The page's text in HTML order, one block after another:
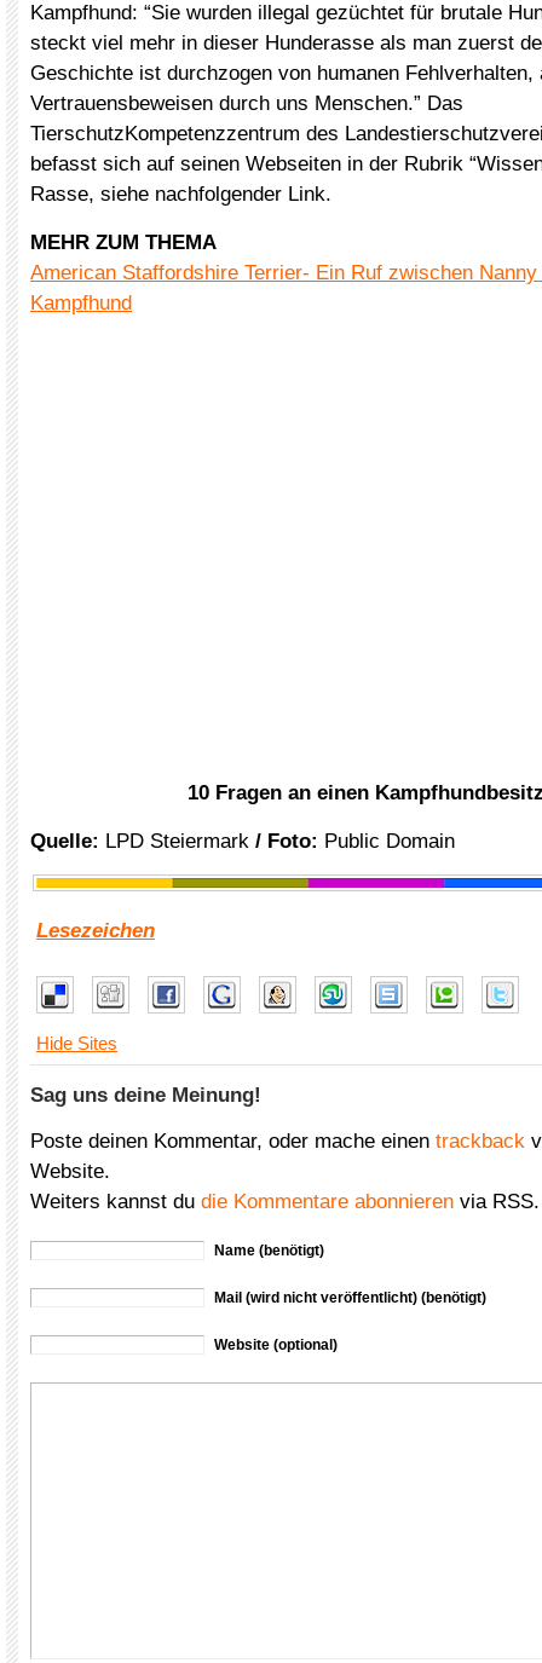
Kampfhund: “Sie wurden illegal gezüchtet für brutale
steckt viel mehr in dieser Hunderasse als man zuerst
Geschichte ist durchzogen von humanen Fehlverhalten,
Vertrauensbeweisen durch uns Menschen.” Das
TierschutzKompetenzzentrum des
befasst sich auf seinen Webseiten in der Rubrik
Rasse, siehe nachfolgender Link.
MEHR ZUM THEMA
American Staffordshire Terrier- Ein Ruf zwischen Nanny
Kampfhund
10 Fragen an einen
Quelle: LPD Steiermark / Foto: Public Domain
Lesezeichen
Hide Sites
Sag uns deine Meinung!
Poste deinen Kommentar, oder mache einen trackback
Website.
Weiters kannst du die Kommentare abonnieren via RSS.
Name (benötigt)
Mail (wird nicht veröffentlicht) (benötigt)
Website (optional)